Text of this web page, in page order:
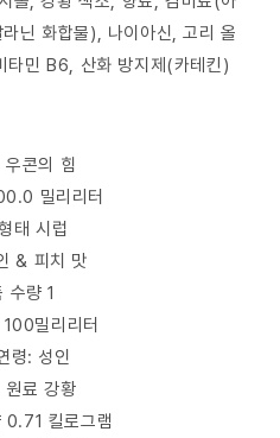
닌 화합물), 나이아신, 고리 올
타민 B6, 산화 방지제(카테킨)
우콘의 힘
밀리리터
태 시럽
& 피치 맛
수량 1
밀리리터
령: 성인
원료 강황
0.71 킬로그램